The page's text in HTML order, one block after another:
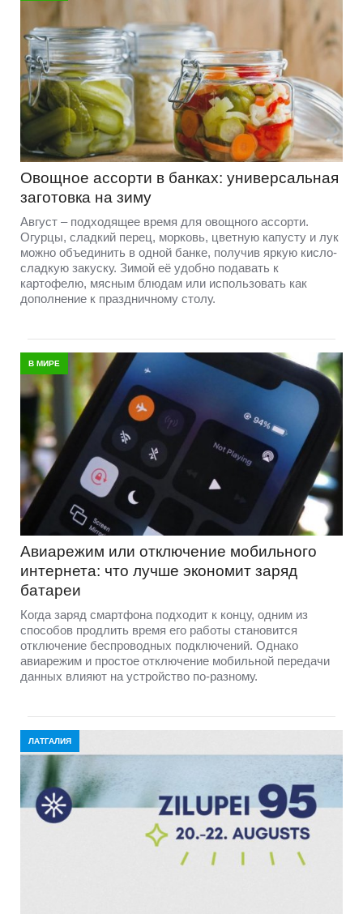
Овощное ассорти в банках: универсальная
заготовка на зиму
Август – подходящее время для овощного ассорти.
Огурцы, сладкий перец, морковь, цветную капусту и лук
можно объединить в одной банке, получив яркую кисло-
сладкую закуску. Зимой её удобно подавать к
картофелю, мясным блюдам или использовать как
дополнение к праздничному столу.
В МИРЕ
Авиарежим или отключение мобильного
интернета: что лучше экономит заряд
батареи
Когда заряд смартфона подходит к концу, одним из
способов продлить время его работы становится
отключение беспроводных подключений. Однако
авиарежим и простое отключение мобильной передачи
данных влияют на устройство по-разному.
ЛАТГАЛИЯ